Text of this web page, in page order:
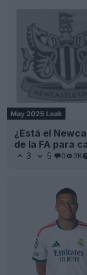
¿Está el
de la FA para
3 5 0 3K